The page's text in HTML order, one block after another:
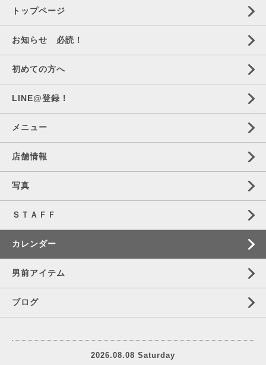
トップページ
お知らせ 必読！
初めての方へ
LINE@登録！
メニュー
店舗情報
写真
ＳＴＡＦＦ
カレンダー
男前アイテム
ブログ
2026.08.08 Saturday